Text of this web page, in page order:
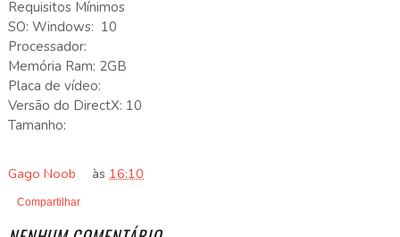
Requisitos Mínimos
SO: Windows: 10
Processador:
Memória Ram: 2GB
Placa de vídeo:
Versão do DirectX: 10
Tamanho:
Gago Noob às 16:10
Compartilhar